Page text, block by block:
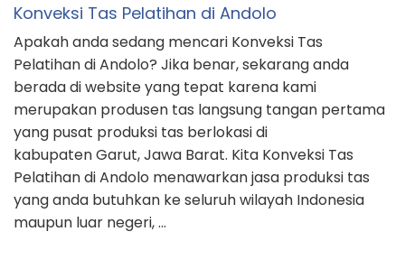
Konveksi Tas Pelatihan di Andolo
Apakah anda sedang mencari Konveksi Tas
Pelatihan di Andolo? Jika benar, sekarang anda
berada di website yang tepat karena kami
merupakan produsen tas langsung tangan pertama
yang pusat produksi tas berlokasi di
kabupaten Garut, Jawa Barat. Kita Konveksi Tas
Pelatihan di Andolo menawarkan jasa produksi tas
yang anda butuhkan ke seluruh wilayah Indonesia
maupun luar negeri, …